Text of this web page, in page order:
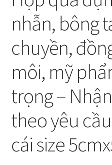
nhẫn, bông
chuyền,
môi, mỹ
trọng –
theo yêu
cái size